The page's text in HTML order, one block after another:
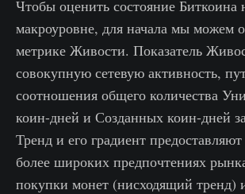
Чтобы оценить состояние Биткоина
макроуровне, для начала мы можем
метрике Живости. Показатель
совокупную сетевую активность,
соотношения общего количества
коин-дней и Созданных коин-дней
Тренд и его градиент
более широких предпочтениях
покупки монет (нисходящий тренд)